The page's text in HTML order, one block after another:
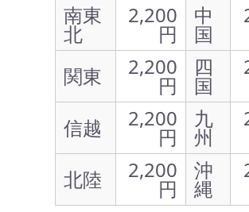
南東
北
2,200
円
中
国
関東
2,200
円
四
国
信越
2,200
円
九
州
北陸
2,200
円
沖
縄